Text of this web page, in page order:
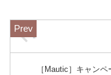
基本契約書など［商談
提案書、お客様提示の要求
書など［見積］ ...
［Mautic］キャン